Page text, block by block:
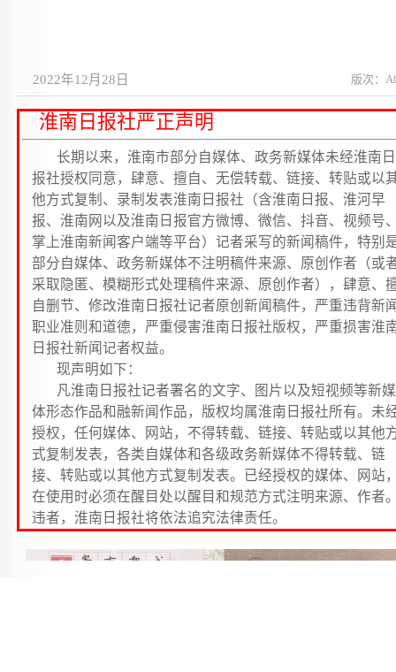
版次：
2022年12月28日
淮南日报社严正声明
长期以来，淮南市部分自媒体、政务新媒体未经淮南日
报社授权同意，肆意、擅自、无偿转载、链接、转贴或以
他方式复制、录制发表淮南日报社（含淮南日报、淮河早
报、淮南网以及淮南日报官方微博、微信、抖音、视频号
掌上淮南新闻客户端等平台）记者采写的新闻稿件，特别
部分自媒体、政务新媒体不注明稿件来源、原创作者（或
采取隐匿、模糊形式处理稿件来源、原创作者），肆意、
自删节、修改淮南日报社记者原创新闻稿件，严重违背新
职业准则和道德，严重侵害淮南日报社版权，严重损害淮
日报社新闻记者权益。
现声明如下：
凡淮南日报社记者署名的文字、图片以及短视频等新媒
体形态作品和融新闻作品，版权均属淮南日报社所有。未
授权，任何媒体、网站，不得转载、链接、转贴或以其他
式复制发表，各类自媒体和各级政务新媒体不得转载、链
接、转贴或以其他方式复制发表。已经授权的媒体、网站
在使用时必须在醒目处以醒目和规范方式注明来源、作者
违者，淮南日报社将依法追究法律责任。